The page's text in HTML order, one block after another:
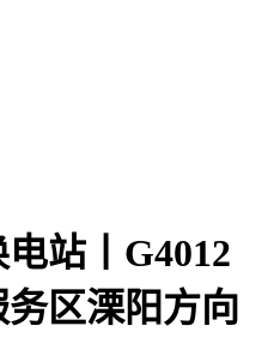
站丨G4012
区溧阳方向